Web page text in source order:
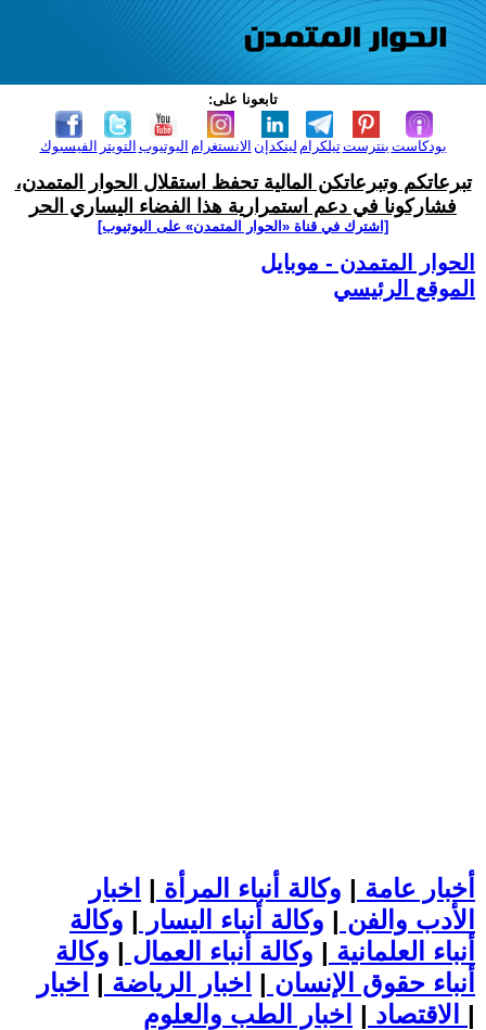
تابعونا على:
الفيسبوك التويتر اليوتيوب الانستغرام لينكدإن تيلكرامبنترست بودكاست
تبرعاتكم وتبرعاتكن المالية تحفظ استقلال الحوار المتمدن،
فشاركونا في دعم استمرارية هذا الفضاء اليساري الحر
[اشترك في قناة ‫«الحوار المتمدن» على اليوتيوب]
الحوار المتمدن - موبايل
الموقع الرئيسي
أخبار عامة | وكالة أنباء المرأة | اخبار
الأدب والفن | وكالة أنباء اليسار | وكالة
أنباء العلمانية | وكالة أنباء العمال | وكالة
أنباء حقوق الإنسان | اخبار الرياضة | اخبار
الاقتصاد | |